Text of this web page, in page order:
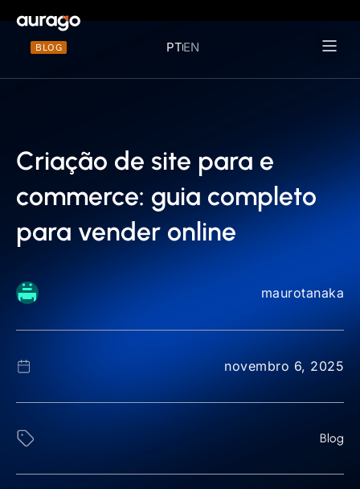
BLOG PTEN
Criação de site para e
commerce: guia completo
para vender online
maurotanaka
novembro 6, 2025
Blog